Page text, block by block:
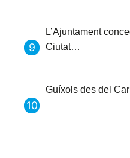
L’Ajuntament
Ciutat…
Guíxols des del